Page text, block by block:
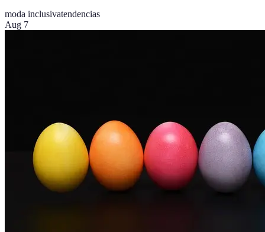
moda inclusivatendencias
Aug 7